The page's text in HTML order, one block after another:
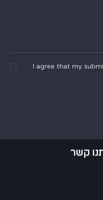
I agree that my
קשר